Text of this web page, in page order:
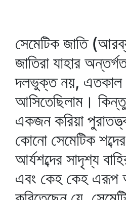
সেমেটিক জাতি
জাতিরা যাহার
দলভুক্ত নয়, এতকাল
আসিতেছিলাম।
একজন করিয়া
কোনো সেমেটিক
আর্যশব্দের সাদৃশ্য
এবং কেহ কেহ এরূপ